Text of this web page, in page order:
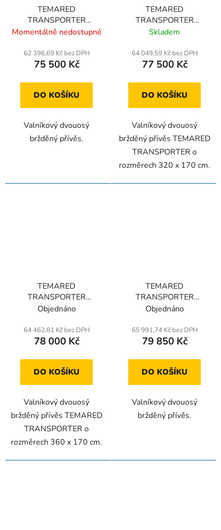
TEMARED
TRANSPORTER
3217/2 C 1,5T
Momentálně nedostupné
62 396,69 Kč bez DPH
75 500 Kč
DO KOŠÍKU
Valníkový dvouosý
bržděný přívěs.
TEMARED
TRANSPORTER
3217/2 C 2T
Skladem
64 049,59 Kč bez DPH
77 500 Kč
DO KOŠÍKU
Valníkový dvouosý
bržděný přívěs TEMARED
TRANSPORTER o
rozměrech 320 x 170 cm.
TEMARED
TRANSPORTER
3617/2 C 2T
Objednáno
64 462,81 Kč bez DPH
78 000 Kč
DO KOŠÍKU
Valníkový dvouosý
bržděný přívěs TEMARED
TRANSPORTER o
rozměrech 360 x 170 cm.
TEMARED
TRANSPORTER
3617/2 C 1,5T
Objednáno
65 991,74 Kč bez DPH
79 850 Kč
DO KOŠÍKU
Valníkový dvouosý
bržděný přívěs.